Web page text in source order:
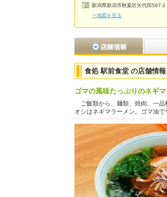
新潟県新潟市秋葉区矢代田597-
⇒地図を見る
食処 駅前食堂 の店舗情報
ゴマの風味たっぷりのネギ
ご飯類から、麺類、焼肉、一品
オシはネギマラーメン。ゴマ油